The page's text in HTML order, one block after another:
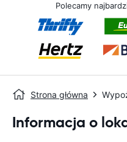
Polecamy
Strona główna
Informacja o